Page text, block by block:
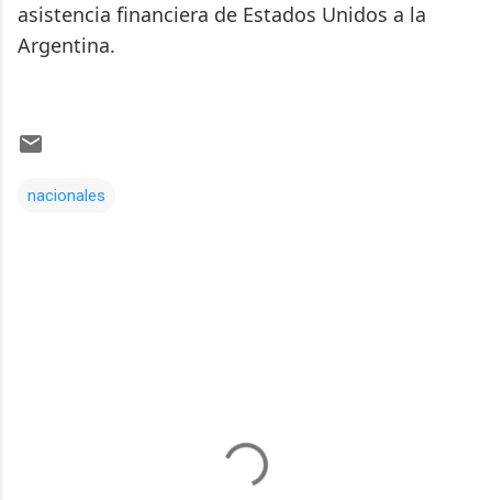
asistencia financiera de Estados Unidos a la
Argentina.
nacionales